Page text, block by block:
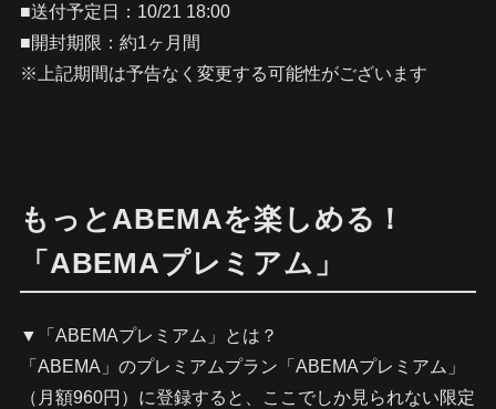
■送付予定日：10/21 18:00
■開封期限：約1ヶ月間
※上記期間は予告なく変更する可能性がございます
もっとABEMAを楽しめる！
「ABEMAプレミアム」
▼「ABEMAプレミアム」とは？
「ABEMA」のプレミアムプラン「ABEMAプレミアム」
（月額960円）に登録すると、ここでしか見られない限定